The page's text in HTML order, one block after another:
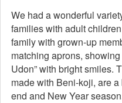
We had a wonderful
families with adult
family with grown-up
matching aprons,
Udon” with bright smiles.
made with Beni-koji, are
end and New Year